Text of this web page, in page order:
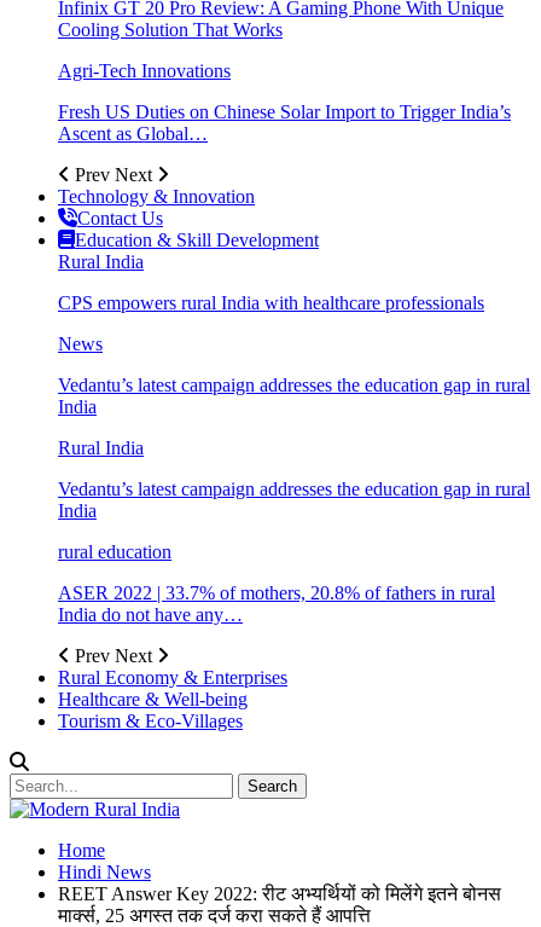
Infinix GT 20 Pro Review: A Gaming Phone With Unique
Cooling Solution That Works
Agri-Tech Innovations
Fresh US Duties on Chinese Solar Import to Trigger India’s
Ascent as Global…
Prev Next
Technology & Innovation
Contact Us
Education & Skill Development
Rural India
CPS empowers rural India with healthcare professionals
News
Vedantu’s latest campaign addresses the education gap in rural
India
Rural India
Vedantu’s latest campaign addresses the education gap in rural
India
rural education
ASER 2022 | 33.7% of mothers, 20.8% of fathers in rural
India do not have any…
Prev Next
Rural Economy & Enterprises
Healthcare & Well-being
Tourism & Eco-Villages
Home
Hindi News
REET Answer Key 2022: रीट अभ्यर्थियों को मिलेंगे इतने बोनस
मार्क्स, 25 अगस्त तक दर्ज करा सकते हैं आपत्ति